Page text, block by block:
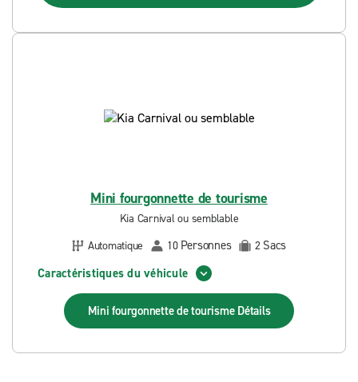
Mini fourgonnette de tourisme
Kia Carnival ou semblable
Automatique
10 Personnes 2 Sacs
Caractéristiques du véhicule
Mini fourgonnette de tourisme Détails